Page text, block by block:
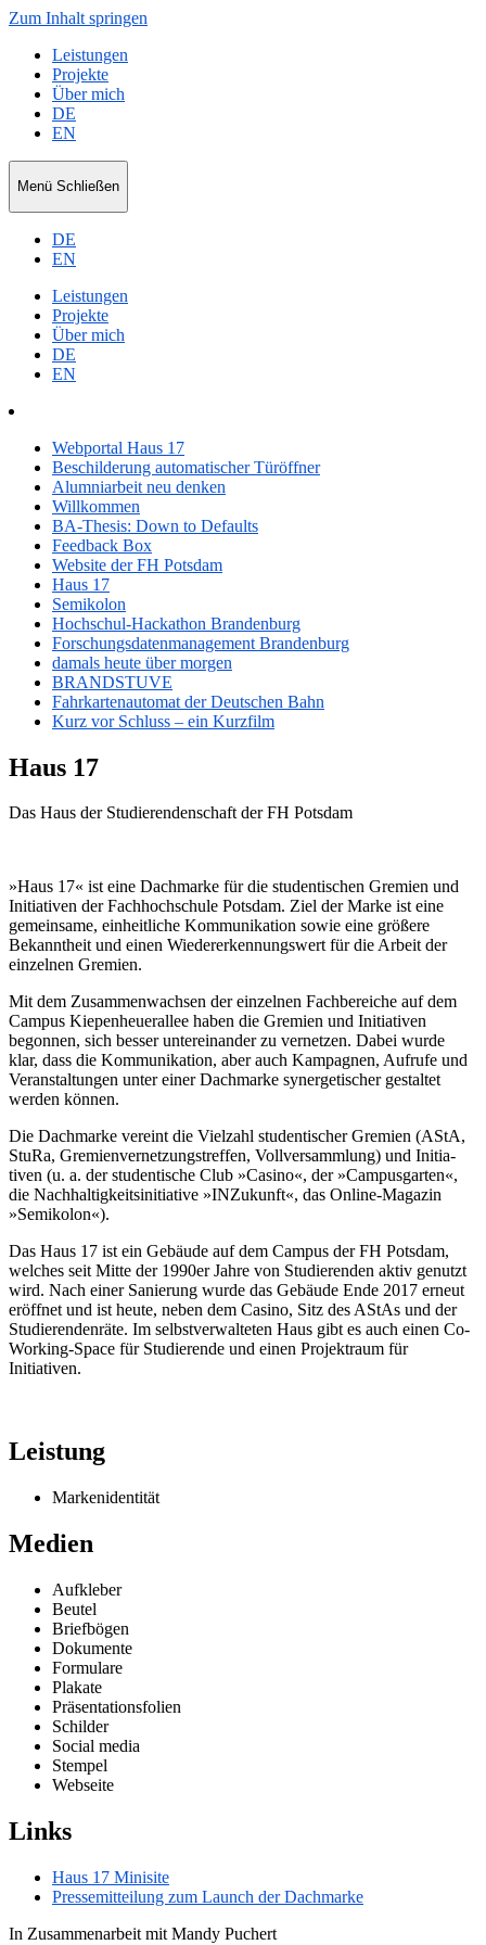
Zum Inhalt springen
Leistungen
Projekte
Über mich
DE
EN
Niko
Ripka
Menü Schließen
DE
EN
Leistungen
Projekte
Über mich
DE
EN
Webportal Haus 17
Beschil­derung automa­ti­scher Türöffner
Alumni­arbeit neu denken
Willkommen
BA-Thesis: Down to Defaults
Feedback Box
Website der FH Potsdam
Haus 17
Semikolon
Hochschul-Hackathon Brandenburg
Forschungs­da­ten­ma­nagement Brandenburg
damals heute über morgen
BRANDSTUVE
Fahrkar­ten­au­tomat der Deutschen Bahn
Kurz vor Schluss – ein Kurzfilm
Haus 17
Das Haus der Studie­ren­den­schaft der FH Potsdam
»Haus 17« ist eine Dachmarke für die studen­ti­schen Gremien und
Initia­tiven der Fachhoch­schule Potsdam. Ziel der Marke ist eine
gemeinsame, einheit­liche Kommu­ni­kation sowie eine größere
Bekanntheit und einen Wieder­erken­nungswert für die Arbeit der
einzelnen Gremien.
Mit dem Zusam­men­wachsen der einzelnen Fachbe­reiche auf dem
Campus Kiepen­heu­er­allee haben die Gremien und Initia­tiven
begonnen, sich besser unter­ein­ander zu vernetzen. Dabei wurde
klar, dass die Kommu­ni­kation, aber auch Kampagnen, Aufrufe und
Veran­stal­tungen unter einer Dachmarke syner­ge­ti­scher gestaltet
werden können.
Die Dachmarke vereint die Vielzahl studen­ti­scher Gremien (AStA,
StuRa, Gremi­en­ver­net­zungs­treffen, Vollver­sammlung) und Initia­
tiven (u. a. der studen­tische Club »Casino«, der »Campus­garten«,
die Nachhal­tig­keits­in­itiative »INZukunft«, das Online-Magazin
»Semikolon«).
Das Haus 17 ist ein Gebäude auf dem Campus der FH Potsdam,
welches seit Mitte der 1990er Jahre von Studie­renden aktiv genutzt
wird. Nach einer Sanierung wurde das Gebäude Ende 2017 erneut
eröffnet und ist heute, neben dem Casino, Sitz des AStAs und der
Studie­ren­denräte. Im selbst­ver­wal­teten Haus gibt es auch einen Co-
Working-Space für Studie­rende und einen Projektraum für
Initiativen.
Leistung
Marken­iden­tität
Medien
Aufkleber
Beutel
Brief­bögen
Dokumente
Formulare
Plakate
Präsen­ta­ti­ons­folien
Schilder
Social media
Stempel
Webseite
Links
Haus 17 Minisite
Presse­mit­teilung zum Launch der Dachmarke
In Zusam­men­arbeit mit Mandy Puchert